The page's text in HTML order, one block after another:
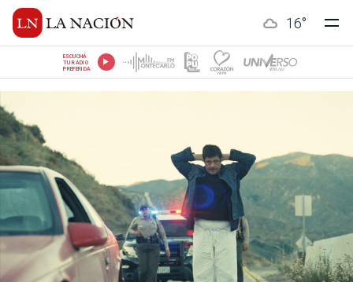
16°
ESCUCHÁ
TU RADIO
PREFERIDA